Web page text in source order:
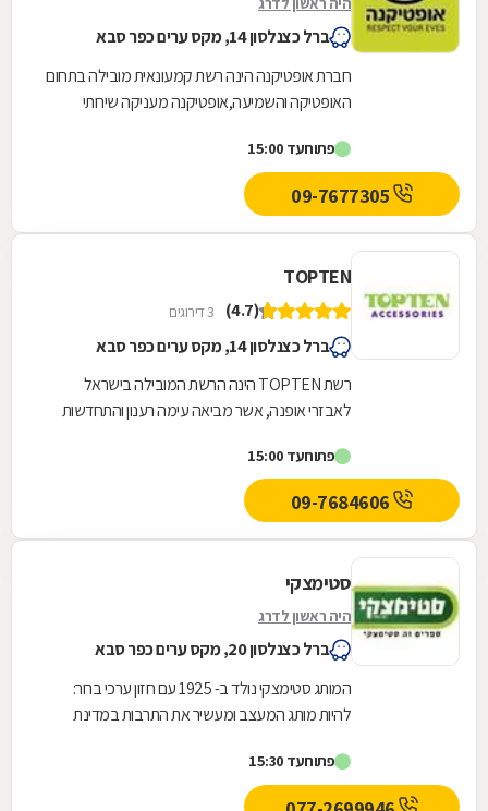
ברל כצנלסון 14, מקס ערים כפר סבא
חברת אופטיקנה הינה רשת קמעונאית מובילה בתחום
האופטיקה והשמיעה,אופטיקנה מעניקה שירותי
אנשי...
פתוחעד 15:00
TOPTEN
(4.7) 3 דירוגים
ברל כצנלסון 14, מקס ערים כפר סבא
רשת TOPTEN הינה הרשת המובילה בישראל
לאבזרי אופנה, אשר מביאה עימה רענון והתחדשות
לקהל רחב ומגוון של...
פתוחעד 15:00
09-7684606
סטימצקי
היה ראשון לדרג
ברל כצנלסון 20, מקס ערים כפר סבא
המותג סטימצקי נולד ב- 1925 עם חזון ערכי ברור:
להיות מותג המעצב ומעשיר את התרבות במדינת
חנויות הרשת...
פתוחעד 15:30